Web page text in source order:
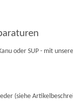
oder SUP - mit
(siehe